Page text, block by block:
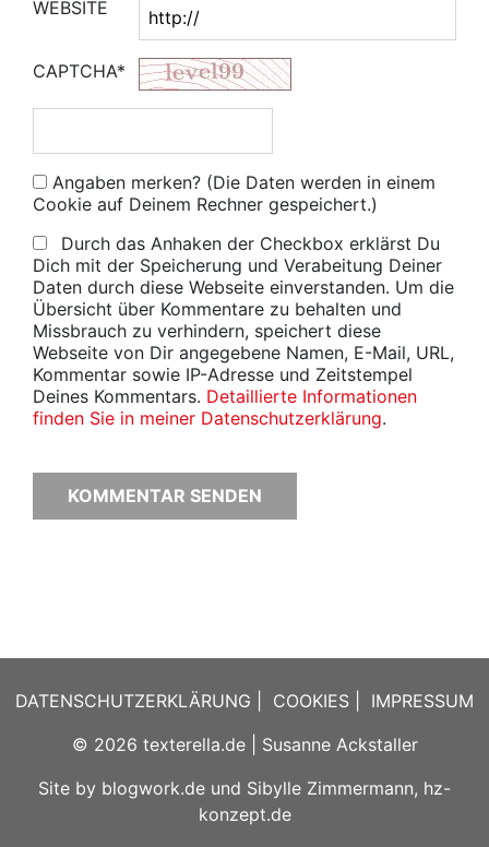
WEBSITE
CAPTCHA*
Angaben merken? (Die Daten werden in einem
Cookie auf Deinem Rechner gespeichert.)
Durch das Anhaken der Checkbox erklärst Du
Dich mit der Speicherung und Verabeitung Deiner
Daten durch diese Webseite einverstanden. Um die
Übersicht über Kommentare zu behalten und
Missbrauch zu verhindern, speichert diese
Webseite von Dir angegebene Namen, E-Mail, URL,
Kommentar sowie IP-Adresse und Zeitstempel
Deines Kommentars. Detaillierte Informationen
finden Sie in meiner Datenschutzerklärung.
DATENSCHUTZERKLÄRUNG COOKIES
IMPRESSUM
© 2026 texterella.de| Susanne Ackstaller
Site by blogwork.de und Sibylle Zimmermann, hz-
konzept.de